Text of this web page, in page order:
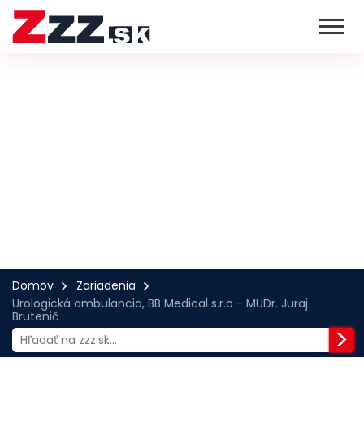
Domov
Zariadenia
Urologická ambulancia, BB Medical s.r.o - MUDr. Juraj
Brutenič